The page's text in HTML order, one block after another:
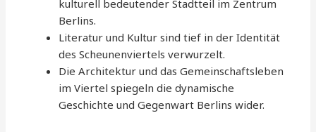
kulturell bedeutender Stadtteil im Zentrum
Berlins.
Literatur und Kultur sind tief in der Identität
des Scheunenviertels verwurzelt.
Die Architektur und das Gemeinschaftsleben
im Viertel spiegeln die dynamische
Geschichte und Gegenwart Berlins wider.